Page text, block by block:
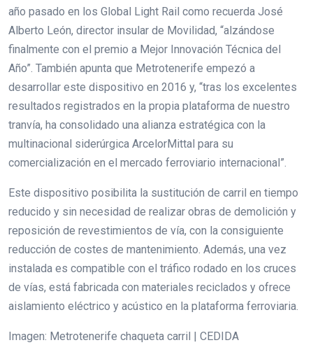
año pasado en los Global Light Rail como recuerda José
Alberto León, director insular de Movilidad, “alzándose
finalmente con el premio a Mejor Innovación Técnica del
Año”. También apunta que Metrotenerife empezó a
desarrollar este dispositivo en 2016 y, “tras los excelentes
resultados registrados en la propia plataforma de nuestro
tranvía, ha consolidado una alianza estratégica con la
multinacional siderúrgica ArcelorMittal para su
comercialización en el mercado ferroviario internacional”.
Este dispositivo posibilita la sustitución de carril en tiempo
reducido y sin necesidad de realizar obras de demolición y
reposición de revestimientos de vía, con la consiguiente
reducción de costes de mantenimiento. Además, una vez
instalada es compatible con el tráfico rodado en los cruces
de vías, está fabricada con materiales reciclados y ofrece
aislamiento eléctrico y acústico en la plataforma ferroviaria.
Imagen: Metrotenerife chaqueta carril | CEDIDA